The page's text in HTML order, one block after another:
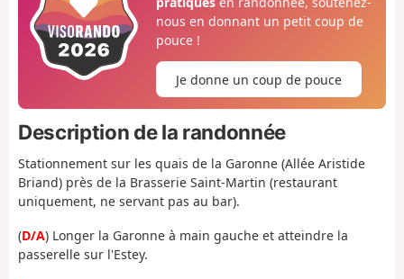
nous en donnant un petit coup de
pouce !
Je donne un coup de pouce
Description de la randonnée
Stationnement sur les quais de la Garonne (Allée Aristide
Briand) près de la Brasserie Saint-Martin (restaurant
uniquement, ne servant pas au bar).
(D/A) Longer la Garonne à main gauche et atteindre la
passerelle sur l'Estey.